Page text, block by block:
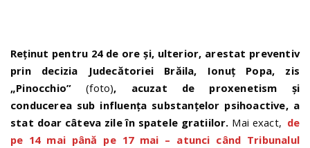
Reținut pentru 24 de ore și, ulterior, arestat preventiv
prin decizia Judecătoriei Brăila, Ionuț Popa, zis
„Pinocchio”(foto), acuzat de proxenetism și
conducerea sub influența substanțelor psihoactive, a
stat doar câteva zile în spatele gratiilor. Mai exact, de
pe 14 mai până pe 17 mai – atunci când Tribunalul